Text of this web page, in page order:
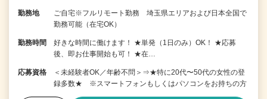
勤務地
ご自宅※フルリモート勤務 埼玉県エリアおよび日本全国で
勤務可能（在宅OK）
勤務時間
好きな時間に働けます！ ★単発（1日のみ）OK！ ★応募
後、即お仕事開始も可！ ★在…
応募資格
＜未経験者OK／年齢不問＞⇒★特に20代〜50代の女性の登
録多数★ ※スマートフォンもしくはパソコンをお持ちの方